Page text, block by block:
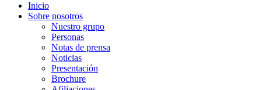
Inicio
Sobre nosotros
Nuestro grupo
Personas
Notas de prensa
Noticias
Presentación
Brochure